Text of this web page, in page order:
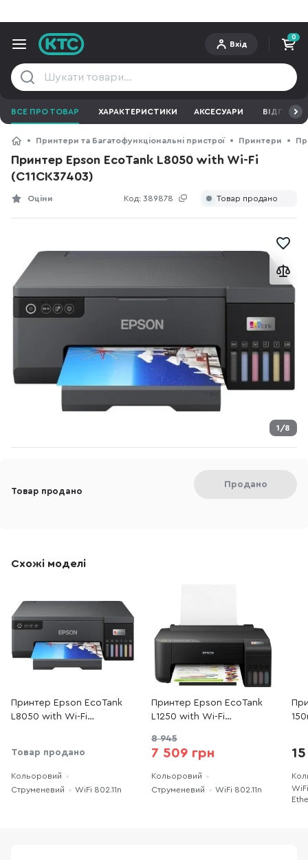
Вхід
0
ВСЕ ПРО ТОВАР ХАРАКТЕРИСТИКИ АКСЕСУАРИ ВІДГУКИ
Принтери та Багатофункціональні пристрої Принтери
Принтер Epson EcoTank L8050 with Wi-Fi
(C11CK37403)
Код: 389878
Оціни Товар продано
1/8
Товар продано
Продано
Схожі моделі
Принтер Epson EcoTank
L8050 with Wi-Fi
Товар продано
Кольоровий
Cтруменевий
WiFi 802.11n
Принтер Epson EcoTank
L1250 with Wi-Fi
8 945
7 509 грн
Кольоровий
Cтруменевий
WiFi 802.11n